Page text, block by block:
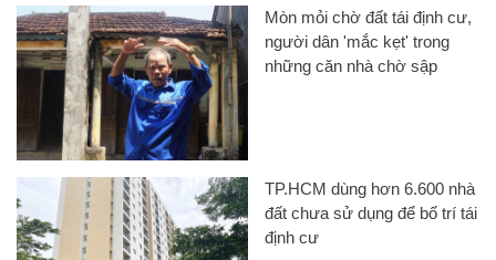
Mòn mỏi chờ đất tái định cư,
người dân 'mắc kẹt' trong
những căn nhà chờ sập
TP.HCM dùng hơn 6.600 nhà
đất chưa sử dụng để bố trí tái
định cư